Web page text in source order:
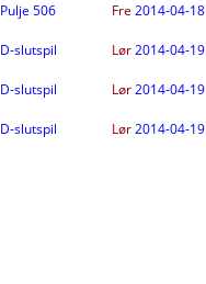
Pulje 506 Fre 2014-04-18
D-slutspil Lør2014-04-19
D-slutspil Lør2014-04-19
D-slutspil Lør2014-04-19